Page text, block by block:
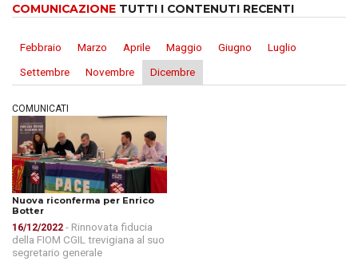
COMUNICAZIONE TUTTI I CONTENUTI RECENTI
Febbraio Marzo Aprile Maggio Giugno
Luglio
Settembre
Novembre Dicembre
COMUNICATI
Nuova riconferma per Enrico
Botter
16/12/2022 - Rinnovata fiducia
della FIOM CGIL trevigiana al suo
segretario generale